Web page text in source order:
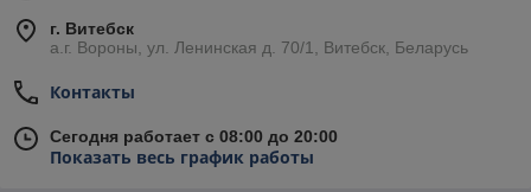
г. Витебск
а.г. Вороны, ул. Ленинская д. 70/1, Витебск, Беларусь
Контакты
Сегодня работает с 08:00 до 20:00
Показать весь график работы